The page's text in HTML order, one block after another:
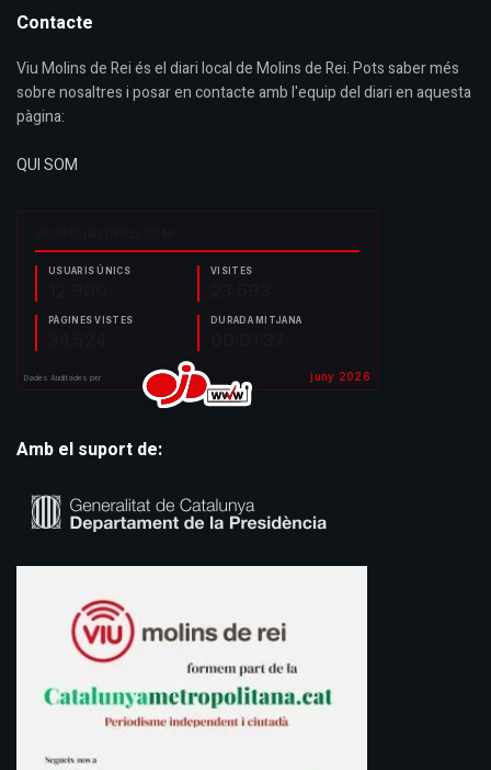
Contacte
Viu Molins de Rei és el diari local de Molins de Rei. Pots saber més
sobre nosaltres i posar en contacte amb l'equip del diari en aquesta
pàgina:
QUI SOM
Amb el suport de: